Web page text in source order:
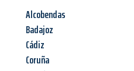
Alcobendas
Badajoz
Cádiz
Coruña